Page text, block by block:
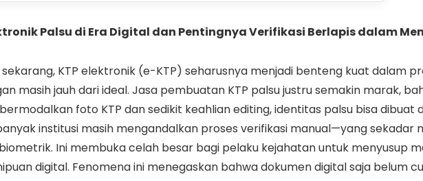
Palsu di Era Digital dan Pentingnya Verifikasi Berlapis dalam
KTP elektronik (e-KTP) seharusnya menjadi benteng kuat dalam
masih jauh dari ideal. Jasa pembuatan KTP palsu justru semakin marak,
foto KTP dan sedikit keahlian editing, identitas palsu bisa dibuat
institusi masih mengandalkan proses verifikasi manual—yang sekadar
Ini membuka celah besar bagi pelaku kejahatan untuk menyusup
digital. Fenomena ini menegaskan bahwa dokumen digital saja belum